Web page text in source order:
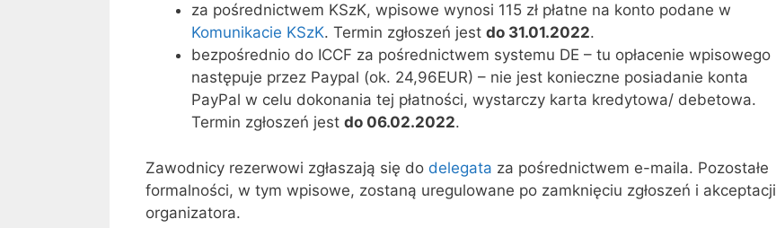
za pośrednictwem KSzK, wpisowe wynosi 115 zł płatne na konto podane w
Komunikacie KSzK. Termin zgłoszeń jest do 31.01.2022.
bezpośrednio do ICCF za pośrednictwem systemu DE – tu opłacenie wpisowego
następuje przez Paypal (ok. 24,96EUR) – nie jest konieczne posiadanie konta
PayPal w celu dokonania tej płatności, wystarczy karta kredytowa/ debetowa.
Termin zgłoszeń jest do 06.02.2022.
Zawodnicy rezerwowi zgłaszają się do delegata za pośrednictwem e-maila. Pozostałe
formalności, w tym wpisowe, zostaną uregulowane po zamknięciu zgłoszeń i akceptacji
organizatora.